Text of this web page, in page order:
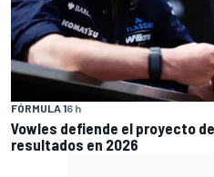
FÓRMULA 16 h
Vowles defiende el proyecto
resultados en 2026